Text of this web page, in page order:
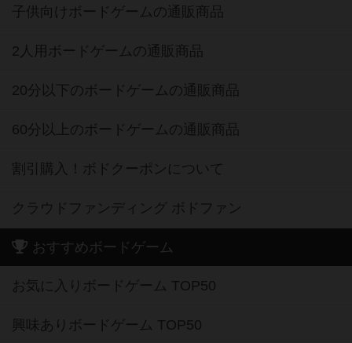
子供向けボードゲームの通販商品
2人用ボードゲームの通販商品
20分以下のボードゲームの通販商品
60分以上のボードゲームの通販商品
割引購入！ボドクーポンについて
クラウドファンディング ボドファン
おすすめボードゲーム
お気に入りボードゲーム TOP50
興味ありボードゲーム TOP50